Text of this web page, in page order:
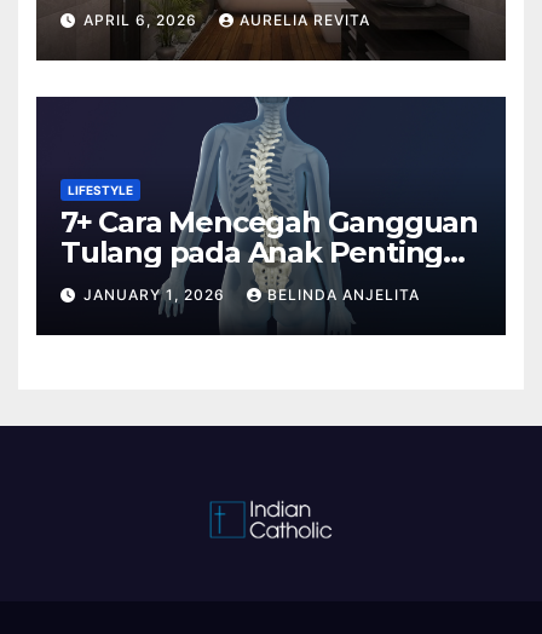
APRIL 6, 2026 AURELIA REVITA
LIFESTYLE
7+ Cara Mencegah Gangguan
Tulang pada Anak Penting
Anda Tahu
JANUARY 1, 2026 BELINDA ANJELITA